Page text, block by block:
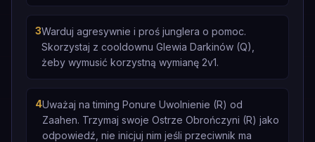
3Warduj agresywnie i proś junglera o pomoc.
Skorzystaj z cooldownu Glewia Darkinów (Q),
żeby wymusić korzystną wymianę 2v1.
4Uważaj na timing Ponure Uwolnienie (R) od
Zaahen. Trzymaj swoje Ostrze Obrończyni (R) jako
odpowiedź, nie inicjuj nim jeśli przeciwnik ma